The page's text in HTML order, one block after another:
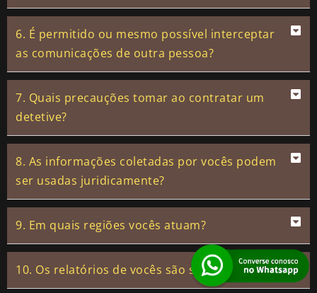
6. É permitido ou mesmo possível interceptar
as comunicações de outra pessoa?
7. Quais precauções tomar ao contratar um
detetive?
8. As informações coletadas por vocês podem
ser usadas juridicamente?
9. Em quais regiões vocês atuam?
10. Os relatórios de vocês são sigilosos?